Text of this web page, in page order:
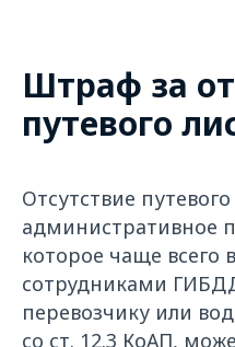
Штраф за
путевого
Отсутствие
административное
которое чаще всего
сотрудниками
перевозчику или
со ст. 12.3 КоАП,